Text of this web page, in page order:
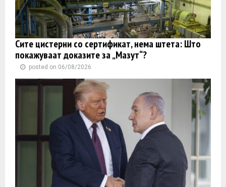
Сите цистерни со сертификат, нема штета: Што
покажуваат доказите за „Мазут“?
posted on 06/08/2026